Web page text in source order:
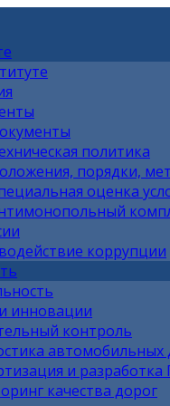
политика
порядки,
оценка
коррупции
инновации
контроль
автомобильных
и
качества дорог